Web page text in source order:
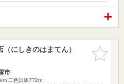
お気に入
りに追加
にしきのはまてん）
市
二色浜駅772m